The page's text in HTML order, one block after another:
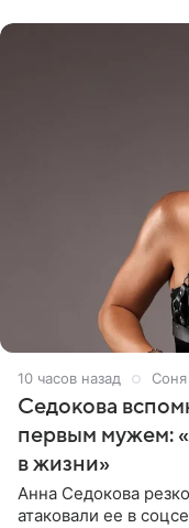
10 часов назад
Седокова
первым мужем:
в жизни»
Анна Седокова
атаковали ее в